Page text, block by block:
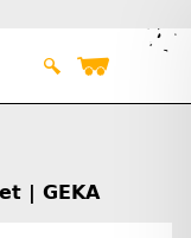
| GEKA